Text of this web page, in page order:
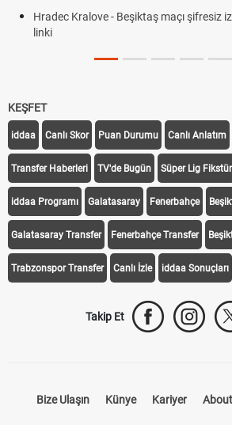
Hradec Kralove - Beşiktaş maçı şifresiz
linki
KEŞFET
iddaa Canlı Skor Puan Durumu Canlı Anlatım
Transfer Haberleri TV'de Bugün Süper Lig Fikstür
iddaa Programı Galatasaray Fenerbahçe
Galatasaray Transfer Fenerbahçe Transfer
Trabzonspor Transfer Canlı İzle iddaa Sonuçları
Takip Et
Bize Ulaşın Künye Kariyer